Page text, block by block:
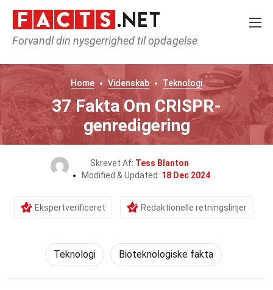
Forvandl din nysgerrighed til opdagelse
Home Videnskab Teknologi
37 Fakta Om CRISPR-
genredigering
Skrevet Af: Tess Blanton
Modified & Updated: 18 Dec 2024
Ekspertverificeret Redaktionelle retningslinjer
Teknologi Bioteknologiske fakta